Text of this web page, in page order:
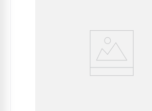
autorizo que meus dados sejam
envio de conteúdos da Cruzeiro do Sul.